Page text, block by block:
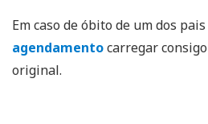
Em caso de óbito de um dos
agendamentocarregar
original.